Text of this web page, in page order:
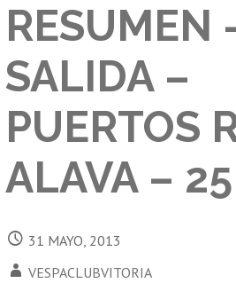
RESUMEN
SALIDA –
PUERTOS
ALAVA –
31 MAYO, 2013
VESPACLUBVITORIA